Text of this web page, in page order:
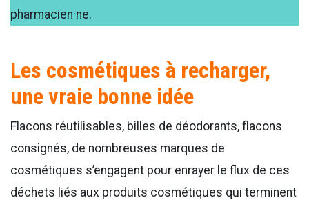
pharmacien·ne.
Les cosmétiques à recharger,
une vraie bonne idée
Flacons réutilisables, billes de déodorants, flacons
consignés, de nombreuses marques de
cosmétiques s’engagent pour enrayer le flux de ces
déchets liés aux produits cosmétiques qui terminent